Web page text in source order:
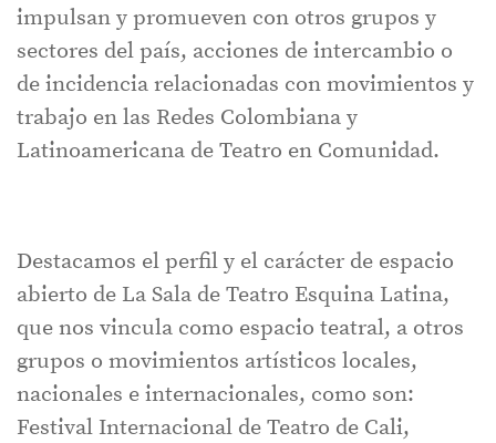
impulsan y promueven con otros grupos y
sectores del país, acciones de intercambio o
de incidencia relacionadas con movimientos y
trabajo en las Redes Colombiana y
Latinoamericana de Teatro en Comunidad.
Destacamos el perfil y el carácter de espacio
abierto de La Sala de Teatro Esquina Latina,
que nos vincula como espacio teatral, a otros
grupos o movimientos artísticos locales,
nacionales e internacionales, como son:
Festival Internacional de Teatro de Cali,